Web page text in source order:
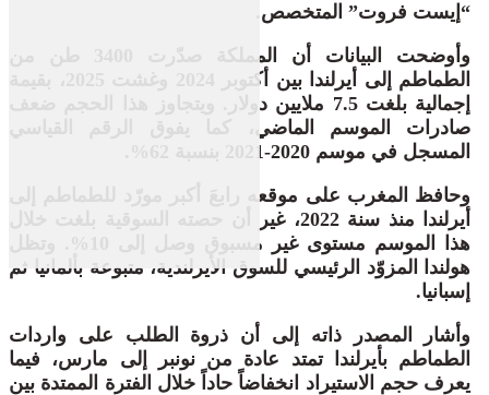
“إيست فروت” المتخصص.
إجمالية بلغت 7.5 ملايين دولار. ويتجاوز هذا الحجم ضعف
صادرات الموسم الماضي، كما يفوق الرقم القياسي
المسجل في موسم 2020-2021 بنسبة 62%.
وحافظ المغرب على موقعه رابعَ أكبر مورّد للطماطم إلى
أيرلندا منذ سنة 2022، غير أن حصته السوقية بلغت خلال
هولندا المزوّد الرئيسي للسوق الأيرلندية، متبوعة بألمانيا ثم
إسبانيا.
وأشار المصدر ذاته إلى أن ذروة الطلب على واردات
الطماطم بأيرلندا تمتد عادة من نونبر إلى مارس، فيما
يعرف حجم الاستيراد انخفاضاً حاداً خلال الفترة الممتدة بين